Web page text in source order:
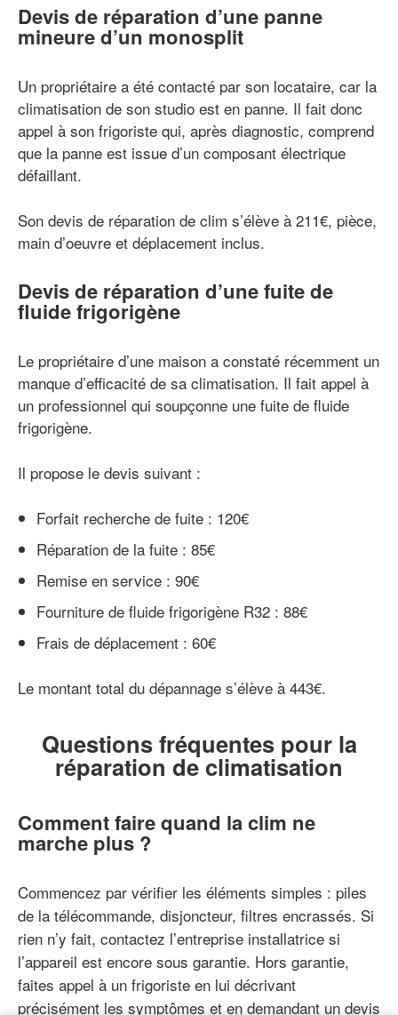
Devis de réparation d’une panne
mineure d’un monosplit
Un propriétaire a été contacté par son locataire, car la
climatisation de son studio est en panne. Il fait donc
appel à son frigoriste qui, après diagnostic, comprend
que la panne est issue d’un composant électrique
défaillant.
Son devis de réparation de clim s’élève à 211€, pièce,
main d’oeuvre et déplacement inclus.
Devis de réparation d’une fuite de
fluide frigorigène
Le propriétaire d’une maison a constaté récemment un
manque d’efficacité de sa climatisation. Il fait appel à
un professionnel qui soupçonne une fuite de fluide
frigorigène.
Il propose le devis suivant :
Forfait recherche de fuite : 120€
Réparation de la fuite : 85€
Remise en service : 90€
Fourniture de fluide frigorigène R32 : 88€
Frais de déplacement : 60€
Le montant total du dépannage s’élève à 443€.
Questions fréquentes pour la
réparation de climatisation
Comment faire quand la clim ne
marche plus ?
Commencez par vérifier les éléments simples : piles
de la télécommande, disjoncteur, filtres encrassés. Si
rien n’y fait, contactez l’entreprise installatrice si
l’appareil est encore sous garantie. Hors garantie,
faites appel à un frigoriste en lui décrivant
précisément les symptômes et en demandant un devis